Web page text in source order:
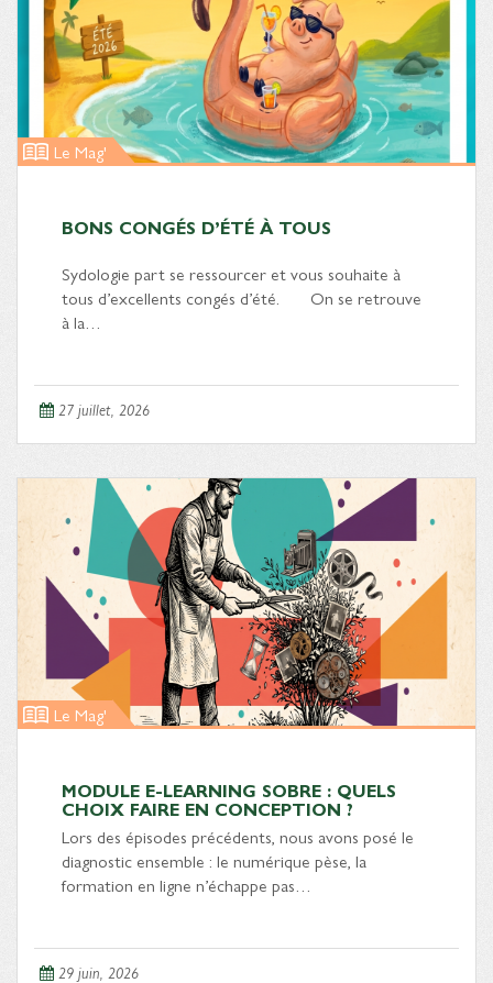
Le Mag'
BONS CONGÉS D’ÉTÉ À TOUS
Sydologie part se ressourcer et vous souhaite à
tous d’excellents congés d’été. On se retrouve
à la…
27 juillet, 2026
Le Mag'
MODULE E-LEARNING SOBRE : QUELS
CHOIX FAIRE EN CONCEPTION ?
Lors des épisodes précédents, nous avons posé le
diagnostic ensemble : le numérique pèse, la
formation en ligne n’échappe pas…
29 juin, 2026